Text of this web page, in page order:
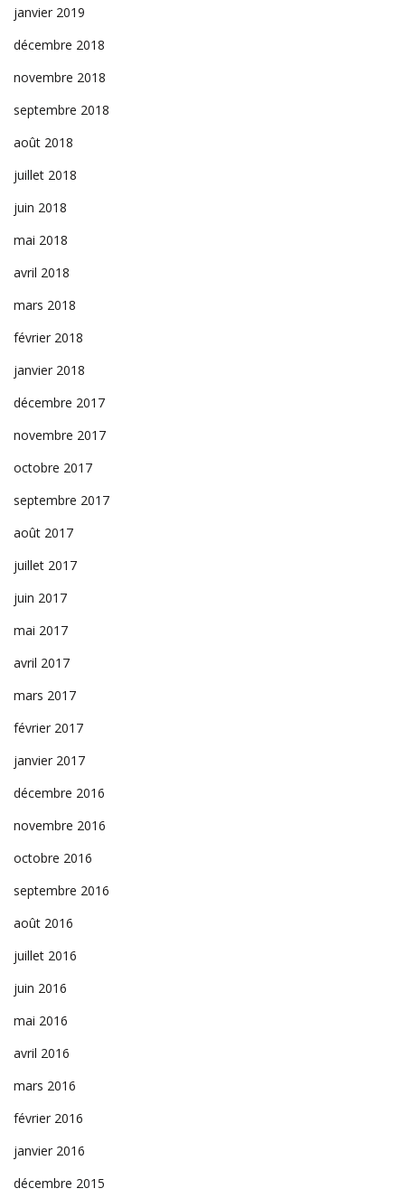
janvier 2019
décembre 2018
novembre 2018
septembre 2018
août 2018
juillet 2018
juin 2018
mai 2018
avril 2018
mars 2018
février 2018
janvier 2018
décembre 2017
novembre 2017
octobre 2017
septembre 2017
août 2017
juillet 2017
juin 2017
mai 2017
avril 2017
mars 2017
février 2017
janvier 2017
décembre 2016
novembre 2016
octobre 2016
septembre 2016
août 2016
juillet 2016
juin 2016
mai 2016
avril 2016
mars 2016
février 2016
janvier 2016
décembre 2015